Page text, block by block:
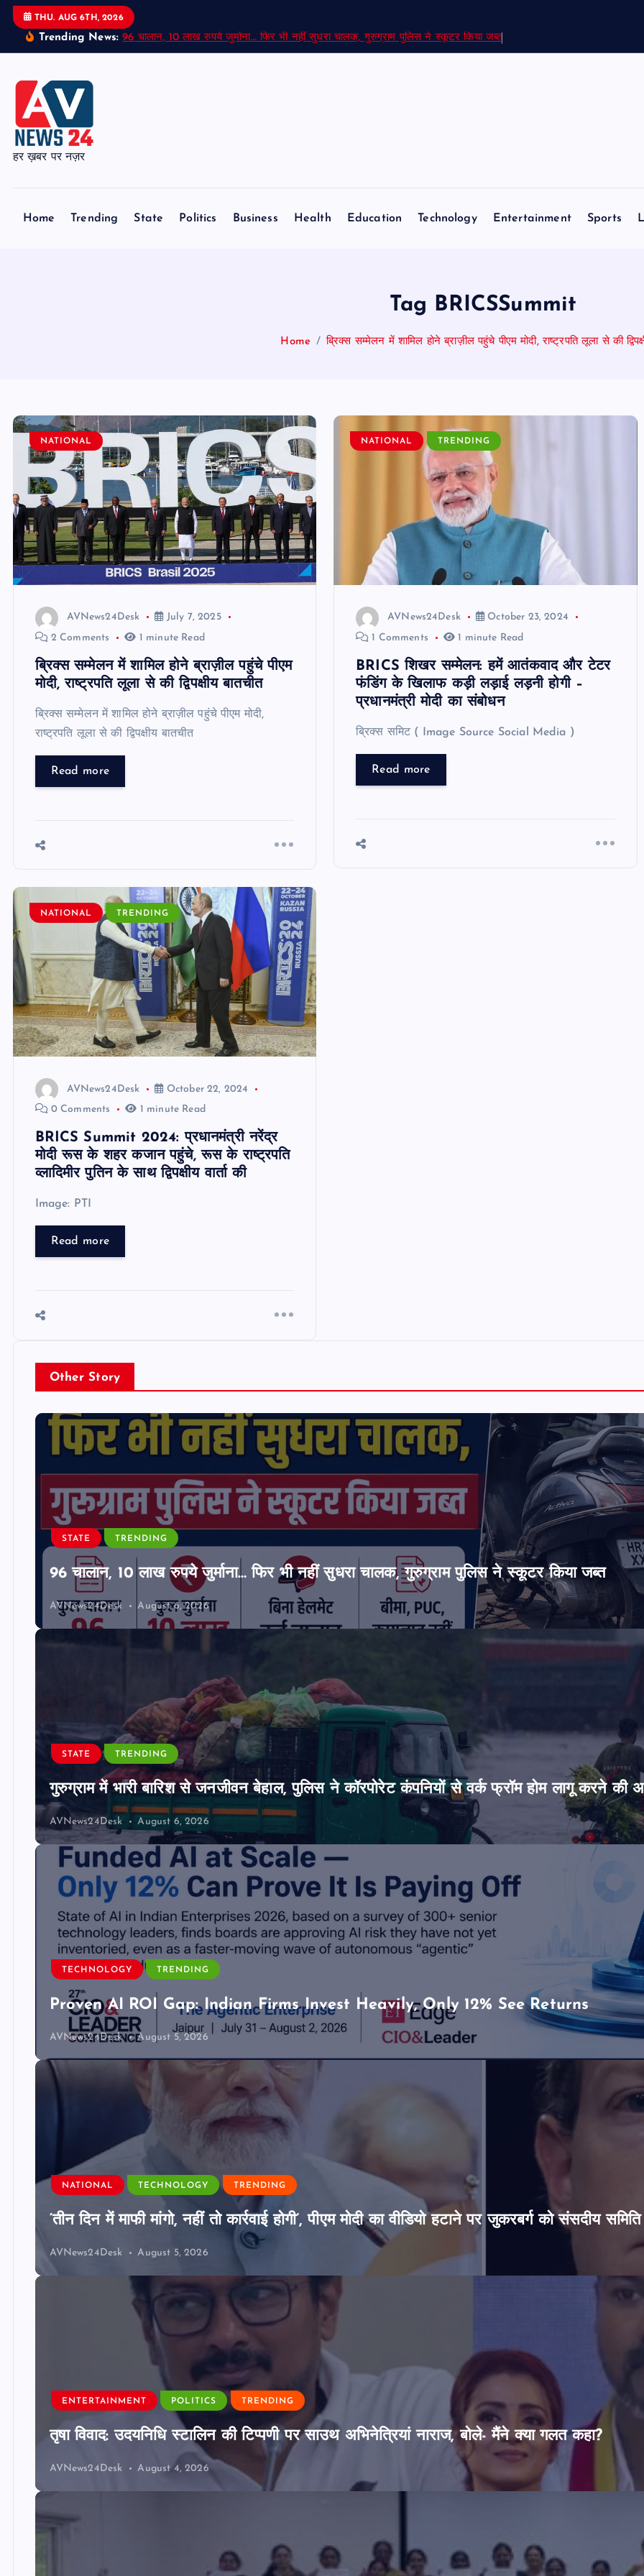
THU. AUG 6TH, 2026
Trending News: 96 चालान, 10 लाख रुपये जुर्माना… फिर भी नहीं सुधरा चालक, गुरुग्राम पुलिस ने स्कूटर किया जब्त
हर ख़बर पर नज़र
Home Trending State Politics Business Health Education Technology Entertainment Sports
Tag BRICSSummit
Home ब्रिक्स सम्मेलन में शामिल होने ब्राज़ील पहुंचे पीएम मोदी, राष्ट्रपति लूला से की
NATIONAL
AVNews24Desk
July 7, 2025
2 Comments
1 minute Read
ब्रिक्स सम्मेलन में शामिल होने ब्राज़ील पहुंचे पीएम
मोदी, राष्ट्रपति लूला से की द्विपक्षीय बातचीत
ब्रिक्स सम्मेलन में शामिल होने ब्राज़ील पहुंचे पीएम मोदी,
राष्ट्रपति लूला से की द्विपक्षीय बातचीत
Read more
NATIONAL TRENDING
AVNews24Desk
October 23, 2024
1 Comments
1 minute Read
BRICS शिखर सम्मेलन: हमें आतंकवाद और टेटर
फंडिंग के खिलाफ कड़ी लड़ाई लड़नी होगी –
प्रधानमंत्री मोदी का संबोधन
ब्रिक्स समिट ( Image Source Social Media )
Read more
NATIONAL TRENDING
AVNews24Desk
October 22, 2024
0 Comments
1 minute Read
BRICS Summit 2024: प्रधानमंत्री नरेंद्र
मोदी रूस के शहर कजान पहुंचे, रूस के राष्ट्रपति
व्लादिमीर पुतिन के साथ द्विपक्षीय वार्ता की
Image: PTI
Read more
Other Story
STATE TRENDING
96 चालान, 10 लाख रुपये जुर्माना… फिर भी नहीं सुधरा चालक, गुरुग्राम पुलिस ने स्कूटर किया जब्त
AVNews24Desk August 6, 2026
STATE TRENDING
गुरुग्राम में भारी बारिश से जनजीवन बेहाल, पुलिस ने कॉरपोरेट कंपनियों से वर्क फ्रॉम होम लागू करने की
AVNews24Desk August 6, 2026
TECHNOLOGY TRENDING
Proven AI ROI Gap: Indian Firms Invest Heavily, Only 12% See Returns
AVNews24Desk August 5, 2026
NATIONAL TECHNOLOGY TRENDING
‘तीन दिन में माफी मांगो, नहीं तो कार्रवाई होगी’, पीएम मोदी का वीडियो हटाने पर जुकरबर्ग को संसदीय
AVNews24Desk August 5, 2026
ENTERTAINMENT POLITICS TRENDING
तृषा विवाद: उदयनिधि स्टालिन की टिप्पणी पर साउथ अभिनेत्रियां नाराज, बोले- मैंने क्या गलत कहा?
AVNews24Desk August 4, 2026